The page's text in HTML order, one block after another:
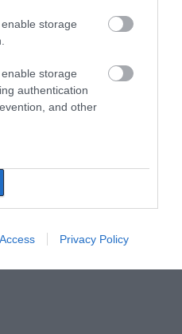
storage
storage
authentication
and other
Privacy Policy